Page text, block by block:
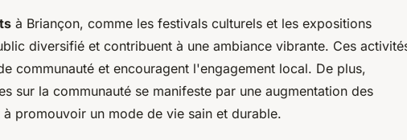
à Briançon, comme les festivals culturels et les expositions
diversifié et contribuent à une ambiance vibrante. Ces
communauté et encouragent l'engagement local. De plus,
sur la communauté se manifeste par une augmentation des
promouvoir un mode de vie sain et durable.